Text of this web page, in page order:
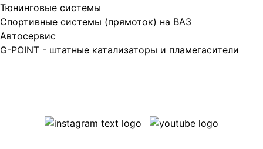
Тюнинговые системы
Спортивные системы (прямоток) на ВАЗ
Автосервис
G-POINT - штатные катализаторы и пламегасители